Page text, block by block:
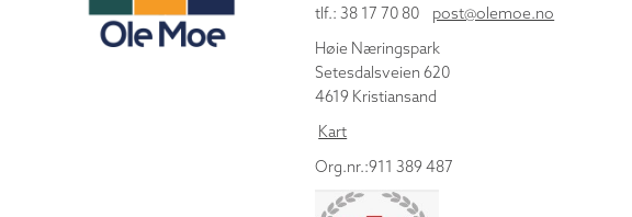
tlf.: 38 17 70 80 post@olemoe.no
Høie Næringspark
Setesdalsveien 620
4619 Kristiansand
Kart
Org.nr.:911 389 487